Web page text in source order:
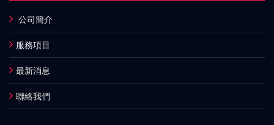
公司簡介
服務項目
最新消息
聯絡我們